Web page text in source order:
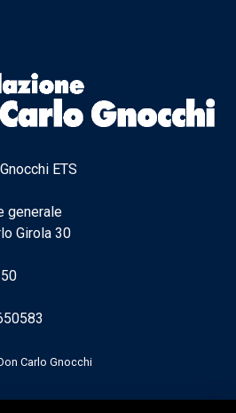
ETS
generale
Girola 30
Carlo Gnocchi